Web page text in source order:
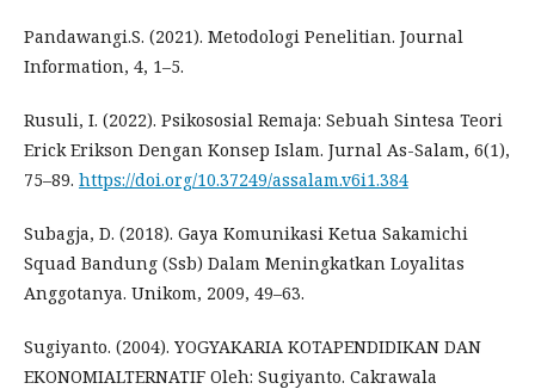
Pandawangi.S. (2021). Metodologi Penelitian. Journal
Information, 4, 1–5.
Rusuli, I. (2022). Psikososial Remaja: Sebuah Sintesa Teori
Erick Erikson Dengan Konsep Islam. Jurnal As-Salam, 6(1),
75–89. https://doi.org/10.37249/assalam.v6i1.384
Subagja, D. (2018). Gaya Komunikasi Ketua Sakamichi
Squad Bandung (Ssb) Dalam Meningkatkan Loyalitas
Anggotanya. Unikom, 2009, 49–63.
Sugiyanto. (2004). YOGYAKARIA KOTAPENDIDIKAN DAN
EKONOMIALTERNATIF Oleh: Sugiyanto. Cakrawala